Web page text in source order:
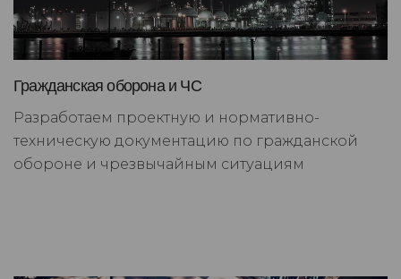
Гражданская оборона и ЧС
Разработаем проектную и нормативно-
техническую документацию по гражданской
обороне и чрезвычайным ситуациям